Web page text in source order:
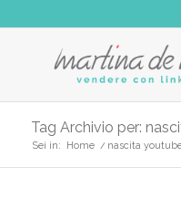
Tag Archivio per:
Sei in: Home / nascita